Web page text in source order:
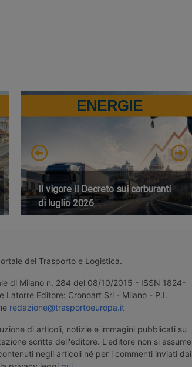
ENERGIE
Il vigore il Decreto sui carburanti
di luglio 2026
del Trasporto e Logistica.
di Milano n. 284 del 08/10/2015 - ISSN 1824-
Latorre Editore: Cronoart Srl - Milano - P.I.
redazione@trasportoeuropa.it
di articoli, notizie e immagini pubblicati su
scritta dell'editore. L'editore non si assume
negli articoli né per i commenti inviati dai